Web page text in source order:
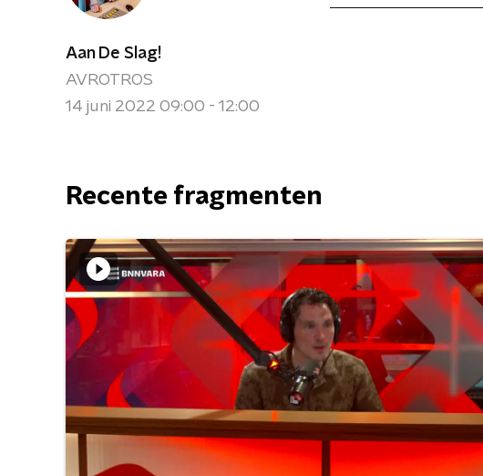
Aan De Slag!
AVROTROS
14 juni 2022 09:00 - 12:00
Recente fragmenten